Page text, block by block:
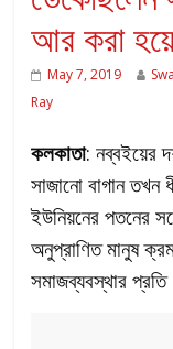
আর করা
May 7, 2019
Ray
কলকাতা: নব্বইয়ের
সাজানো বাগান তখন
ইউনিয়নের পতনের
অনুপ্রাণিত মানুষ
সমাজব্যবস্থার